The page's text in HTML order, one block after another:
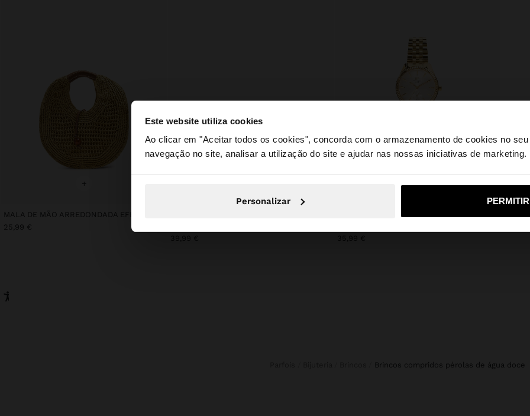
Este website utiliza cookies
Ao clicar em "Aceitar todos os cookies", concorda com o armazenamento de cookies no
navegação no site, analisar a utilização do site e ajudar nas nossas iniciativas de marketing.
Personalizar
olá
Está a aceder ao site a partir de Portugal. Deseja navegar no nosso site
Sim,
+
25,99 €
brincos compridos pérolas de água doce